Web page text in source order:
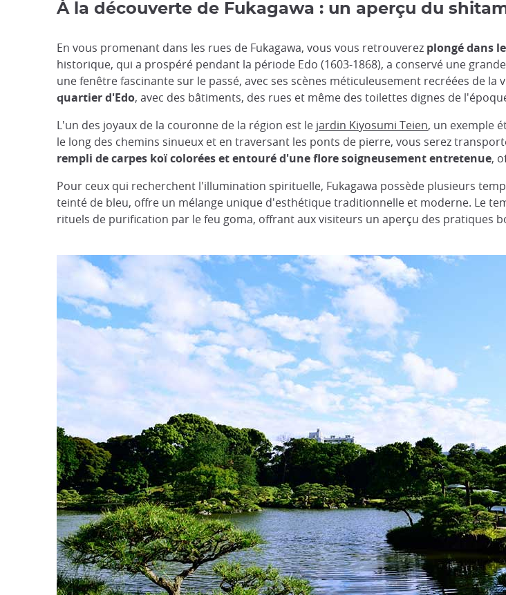
À la découverte de Fukagawa : un aperçu du
En vous promenant dans les rues de Fukagawa, vous vous retrouverez plongé dans
historique, qui a prospéré pendant la période Edo (1603-1868), a conservé une
une fenêtre fascinante sur le passé, avec ses scènes méticuleusement recréées de la
quartier d'Edo, avec des bâtiments, des rues et même des toilettes dignes de
L'un des joyaux de la couronne de la région est le jardin Kiyosumi Teien, un exemple
le long des chemins sinueux et en traversant les ponts de pierre, vous serez
rempli de carpes koï colorées et entouré d'une flore soigneusement entretenue,
Pour ceux qui recherchent l'illumination spirituelle, Fukagawa possède plusieurs
teinté de bleu, offre un mélange unique d'esthétique traditionnelle et moderne. Le
rituels de purification par le feu goma, offrant aux visiteurs un aperçu des pratiques